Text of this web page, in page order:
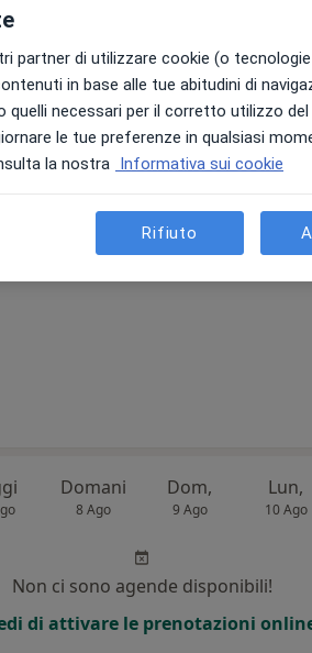
Domani
8 Ago
Dom,
9 Ago
Lun,
10 Ago
di attivare le prenotazioni
Domani
8 Ago
Dom,
9 Ago
Lun,
10 Ago
Non ci sono agende disponibili!
di attivare le prenotazioni
partner di utilizzare cookie (o
in base alle tue abitudini di
necessari per il corretto utilizzo
le tue preferenze in qualsiasi
la nostra Informativa sui cookie
Rifiuto